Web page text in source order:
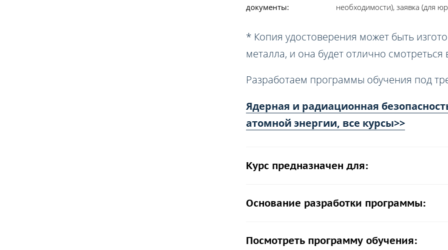
документы:
необходимости), заявка (для
* Копия удостоверения может быть
металла, и она будет отлично
Разработаем программы обучения под
Ядерная и радиационная
атомной энергии, все курсы>>
Курс предназначен для:
Основание разработки программы:
Посмотреть программу обучения: